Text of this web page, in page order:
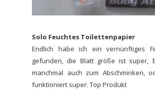
Solo Feuchtes Toilettenpapier
Endlich habe ich ein vernünftiges
gefunden, die Blatt größe ist super,
manchmal auch zum Abschminken,
funktioniert super. Top Produkt